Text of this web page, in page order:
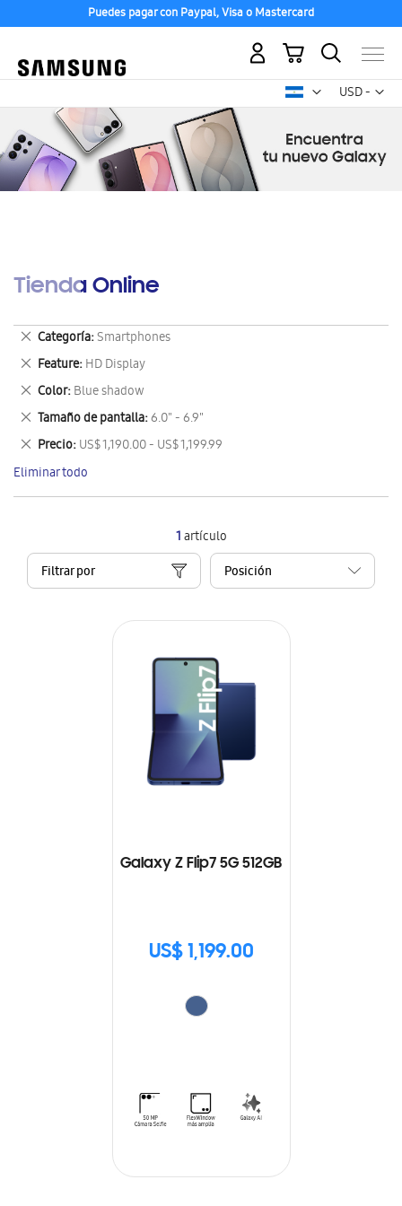
Puedes pagar con Paypal, Visa o Mastercard
USD -
dólar
Mi carrito
Tienda Online
1artículo
Filtrar por
Galaxy Z Flip7 5G 512GB
US$ 1,199.00
Categoría Smartphones
Eliminar
este
artículo
Feature HD Display
Eliminar
este
artículo
Color Blue shadow
Eliminar
este
artículo
Tamaño de pantalla 6.0" - 6.9"
Eliminar
este
artículo
Precio US$ 1,190.00 - US$ 1,199.99
Eliminar
este
artículo
Eliminar todo